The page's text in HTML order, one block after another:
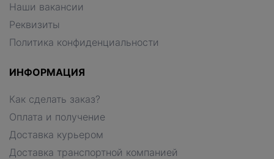
Наши вакансии
Реквизиты
Политика конфиденциальности
ИНФОРМАЦИЯ
Как сделать заказ?
Оплата и получение
Доставка курьером
Доставка транспортной компанией